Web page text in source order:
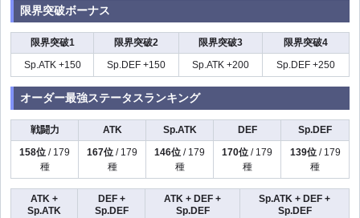
限界突破ボーナス
限界突破1 限界突破2 限界突破3
限界突破4
Sp.ATK +150
Sp.DEF +150 Sp.ATK +200 Sp.DEF +250
オーダー最強ステータスランキング
戦闘力 ATK Sp.ATK DEF
Sp.DEF
158位 / 179
種
167位 / 179
種
146位 / 179
種
170位 / 179
種
139位/ 179
種
ATK +
Sp.ATK
DEF +
Sp.DEF
ATK + DEF +
Sp.DEF
Sp.ATK + DEF +
Sp.DEF